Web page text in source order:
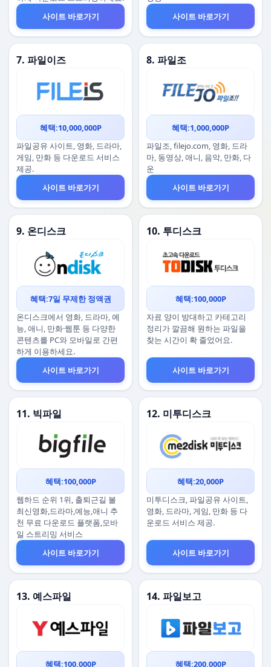
사이트 바로가기
사이트 바로가기
7. 파일이즈
혜택:10,000,000P
파일공유 사이트, 영화, 드라마,
게임, 만화 등 다운로드 서비스
제공.
사이트 바로가기
8. 파일조
혜택:1,000,000P
파일조, filejo.com, 영화, 드라
마, 동영상, 애니, 음악, 만화, 다
운
사이트 바로가기
9. 온디스크
혜택:7일 무제한 정액권
온디스크에서 영화, 드라마, 예
능, 애니, 만화·웹툰 등 다양한
콘텐츠를 PC와 모바일로 간편
하게 이용하세요.
사이트 바로가기
10. 투디스크
혜택:100,000P
자료 양이 방대하고 카테고리
정리가 깔끔해 원하는 파일을
찾는 시간이 확 줄었어요.
사이트 바로가기
11. 빅파일
혜택:100,000P
웹하드 순위 1위, 출퇴근길 볼
최신영화,드라마,예능,애니 추
천 무료 다운로드 플랫폼,모바
일 스트리밍 서비스
사이트 바로가기
12. 미투디스크
혜택:20,000P
미투디스크, 파일공유 사이트,
영화, 드라마, 게임, 만화 등 다
운로드 서비스 제공.
사이트 바로가기
13. 예스파일
혜택:100,000P
14. 파일보고
혜택:200,000P